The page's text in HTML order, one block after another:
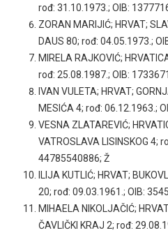
rođ: 31.10.1973.; OIB:
ZORAN MARIJIĆ; HRVAT;
DAUS 80; rođ: 04.05.1973.;
MIRELA RAJKOVIĆ;
rođ: 25.08.1987.; OIB:
IVAN VULETA; HRVAT;
MESIĆA 4; rođ: 06.12.1963.;
VESNA ZLATAREVIĆ;
VATROSLAVA LISINSKOG 4;
44785540886; Ž
ILIJA KUTLIĆ; HRVAT;
20; rođ: 09.03.1961.; OIB:
MIHAELA NIKOLJAČIĆ;
ČAVLIČKI KRAJ 2; rođ: